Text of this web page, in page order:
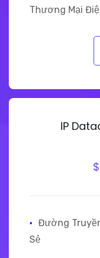
Thương Mại
IP
$
· Đường
Sẻ